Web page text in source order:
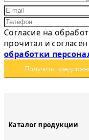
Согласие на
прочитал и
обработки
Получить
Каталог продукции